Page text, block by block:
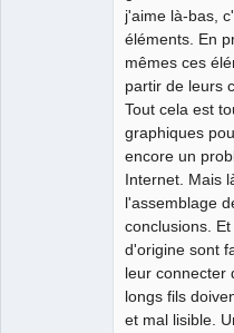
j'aime là-bas,
éléments. En
mêmes ces
partir de leurs
Tout cela est
graphiques
encore un
Internet. Mais
l'assemblage
conclusions.
d'origine sont
leur connecter
longs fils
et mal lisible.